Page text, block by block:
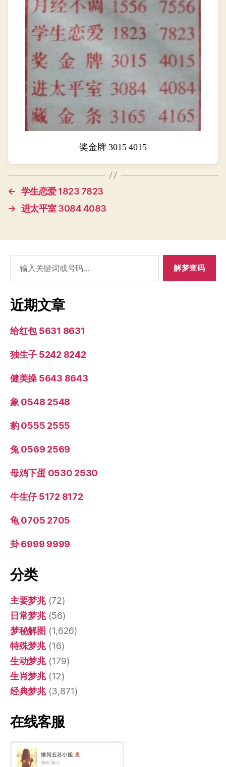
奖金牌 3015 4015
← 学生恋爱 1823 7823
→ 进太平室 3084 4083
索：
近期文章
给红包 5631 8631
独生子 5242 8242
健美操 5643 8643
象 0548 2548
豹 0555 2555
兔 0569 2569
母鸡下蛋 0530 2530
牛生仔 5172 8172
龟 0705 2705
卦 6999 9999
分类
主要梦兆(72)
日常梦兆(56)
梦秘解图 (1,626)
特殊梦兆(16)
生动梦兆(179)
生肖梦兆(12)
经典梦兆(3,871)
在线客服